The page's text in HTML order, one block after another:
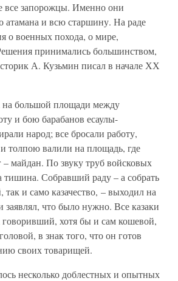
все запорожцы. Именно они
атамана и всю старшину. На раде
о военных похода, о мире,
принимались большинством,
А. Кузьмин писал в начале ХХ
на большой площади между
и бою барабанов есаулы-
народ; все бросали работу,
толпою валили на площадь, где
– майдан. По звуку труб войсковых
тишина. Собравший раду – а собрать
так и само казачество, – выходил на
заявлял, что было нужно. Все казаки
хотя бы и сам кошевой,
в знак того, что он готов
своих товарищей.
несколько доблестных и опытных